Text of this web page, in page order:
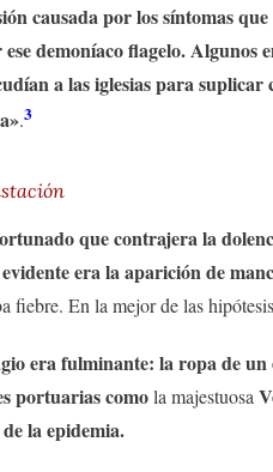
causada por los síntomas
demoníaco flagelo. Algunos
a las iglesias para
.3
que contrajera la
era la aparición de
fiebre. En la mejor de las
era fulminante: la ropa de
portuarias comola majestuosa
la epidemia.